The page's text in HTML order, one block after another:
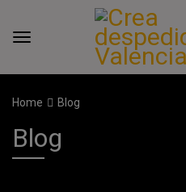
Home Blog
Blog